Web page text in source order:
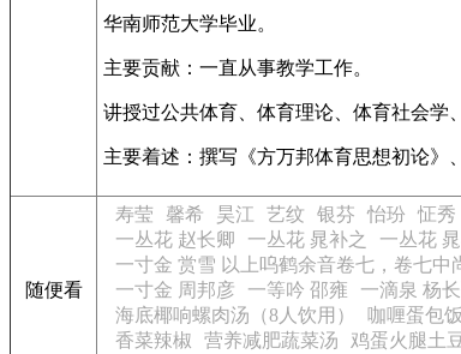
华南师范大学毕业。
主要贡献：一直从事教学工作。
讲授过公共体育、体育理论、体育社会学
主要着述：撰写《方万邦体育思想初论》
随便看
寿莹 馨希 昊江 艺纹 银芬 怡玢 怔秀
一丛花 赵长卿
一丛花 晁补之 一丛花
一寸金 赏雪 以上呜鹤余音卷七，卷七中
一寸金 周邦彦
一等吟 邵雍 一滴泉 杨
海底椰响螺肉汤（8人饮用）
咖喱蛋包饭
香菜辣椒
营养减肥蔬菜汤 鸡蛋火腿土